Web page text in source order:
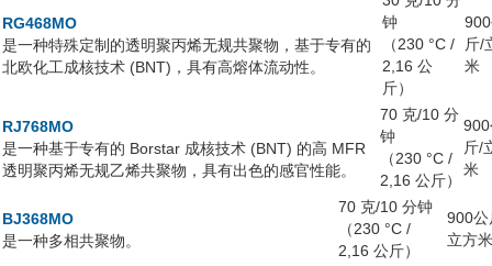
RG468MO
是一种特殊定制的透明聚丙烯无规共聚物，基于专有的
北欧化工成核技术 (BNT)，具有高熔体流动性。
钟
（230 °C /
2,16 公
斤）
斤/
米
RJ768MO
是一种基于专有的 Borstar 成核技术 (BNT) 的高 MFR
透明聚丙烯无规乙烯共聚物，具有出色的感官性能。
70 克/10 分
钟
（230 °C /
2,16 公斤）
斤/
米
BJ368MO
是一种多相共聚物。
70 克/10 分钟
（230 °C /
2,16 公斤）
900公
立方米